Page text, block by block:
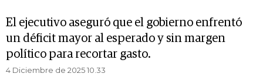
El ejecutivo aseguró que el gobierno enfrentó
un déficit mayor al esperado y sin margen
político para recortar gasto.
4 Diciembre de 2025 10.33